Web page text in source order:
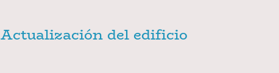
Actualización del edificio